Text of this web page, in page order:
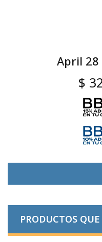
April
$
PRODUCTOS